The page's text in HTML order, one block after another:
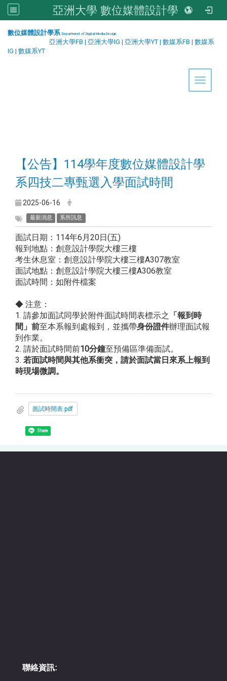
亞洲大學 數位媒體設計學系
數位媒體設計學系 Department of Digital Media Design
亞洲大學FB | 亞洲大學IG | 亞洲大學YT | 數媒系FB | 數媒系
IG | 數媒系YT
Toggle
【公告】114學年度數位媒體設計學
系四技二專甄選入學面試時間
2025-06-16
最新消息 系所訊息
面試日期：114年6月20日(五)
報到地點：創意設計學院大樓三樓
考生休息室：創意設計學院大樓三樓A307教室
面試地點：創意設計學院大樓三樓A306教室
面試時間：如附件檔案
◆ 注意：
1. 請參加面試同學於附件面試時間表標示之 「報到時
間」前至本系報到處報到，並攜帶身份證件辦理面試報
到作業。
2. 請於面試時間前10分鐘至預備區準備面試。
3. 若面試時間與其他系衝突，請於面試當日來系上報到
時現場微調。
面試時間表.pdf
Share
聯絡資訊: